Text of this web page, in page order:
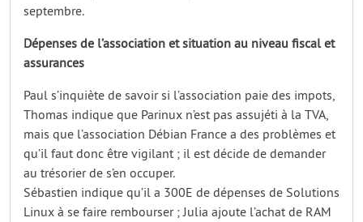
septembre.
Dépenses de l’association et situation au niveau fiscal et
assurances
Paul s’inquiète de savoir si l’association paie des impots,
Thomas indique que Parinux n’est pas assujéti à la TVA,
mais que l’association Débian France a des problèmes et
qu’il faut donc être vigilant ; il est décide de demander
au trésorier de s’en occuper.
Sébastien indique qu’il a 300E de dépenses de Solutions
Linux à se faire rembourser ; Julia ajoute l’achat de RAM